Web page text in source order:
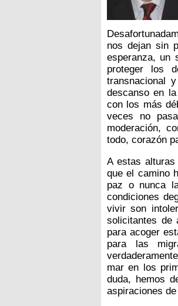
nos dejan sin
esperanza, un
proteger los
transnacional
descanso en
con los más
veces no
moderación,
todo, corazón
A estas
que el camino
paz o nunca
condiciones
vivir son
solicitantes de
para acoger
para las
mar en los
duda, hemos
aspiraciones